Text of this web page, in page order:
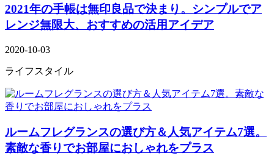
2021年の手帳は無印良品で決まり。シンプルでア
レンジ無限大、おすすめの活用アイデア
2020-10-03
ライフスタイル
ルームフレグランスの選び方＆人気アイテム7選。
素敵な香りでお部屋におしゃれをプラス